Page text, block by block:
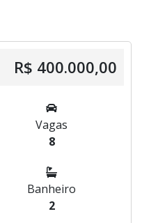
R$ 400.000,00
Vagas
8
Banheiro
2